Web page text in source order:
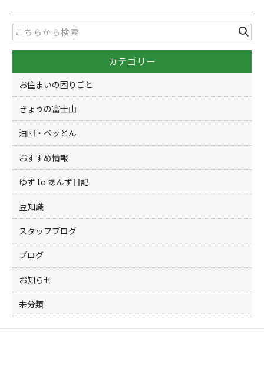
e
b
o
o
k
er
カテゴリー
お住まいの困りごと
きょうの富士山
油団・ペッとん
おすすめ情報
ゆず to あんず日記
豆知識
スタッフブログ
ブログ
お知らせ
未分類